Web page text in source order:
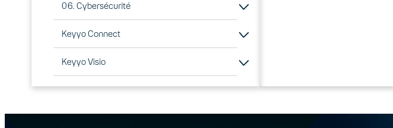
06. Cybersécurité
Keyyo Connect
Keyyo Visio